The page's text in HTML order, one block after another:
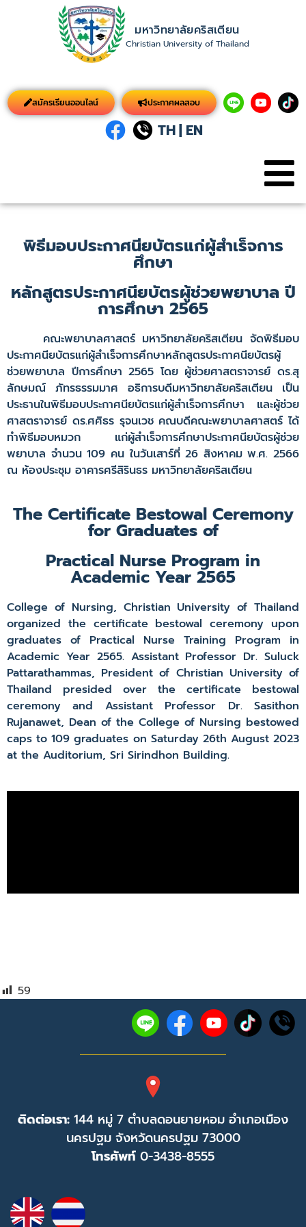
มหาวิทยาลัยคริสเตียน
Christian University of Thailand
สมัครเรียนออนไลน์ ประกาศผลสอบ
TH| EN
พิธีมอบประกาศนียบัตรแก่ผู้สำเร็จการ
ศึกษา
หลักสูตรประกาศนียบัตรผู้ช่วยพยาบาล ปี
การศึกษา 2565
คณะพยาบาลศาสตร์ มหาวิทยาลัยคริสเตียน จัดพิธีมอบ
ประกาศนียบัตรแก่ผู้สำเร็จการศึกษาหลักสูตรประกาศนียบัตรผู้
ช่วยพยาบาล ปีการศึกษา 2565 โดย ผู้ช่วยศาสตราจารย์ ดร.สุ
ลักษมณ์ ภัทรธรรมมาศ อธิการบดีมหาวิทยาลัยคริสเตียน เป็น
ประธานในพิธีมอบประกาศนียบัตรแก่ผู้สำเร็จการศึกษา และผู้ช่วย
ศาสตราจารย์ ดร.ศศิธร รุจนเวช คณบดีคณะพยาบาลศาสตร์ ได้
ทำพิธีมอบหมวก แก่ผู้สำเร็จการศึกษาประกาศนียบัตรผู้ช่วย
พยาบาล จำนวน 109 คน ในวันเสาร์ที่ 26 สิงหาคม พ.ศ. 2566
ณ ห้องประชุม อาคารศรีสิรินธร มหาวิทยาลัยคริสเตียน
The Certificate Bestowal Ceremony
for Graduates of
Practical Nurse Program in
Academic Year 2565
College of Nursing, Christian University of Thailand
organized the certificate bestowal ceremony upon
graduates of Practical Nurse Training Program in
Academic Year 2565. Assistant Professor Dr. Suluck
Pattarathammas, President of Christian University of
Thailand presided over the certificate bestowal
ceremony and Assistant Professor Dr. Sasithon
Rujanawet, Dean of the College of Nursing bestowed
caps to 109 graduates on Saturday 26th August 2023
at the Auditorium, Sri Sirindhon Building.
59
ติดต่อเรา: 144 หมู่ 7 ตำบลดอนยายหอม อำเภอเมือง
นครปฐม จังหวัดนครปฐม 73000
โทรศัพท์ 0-3438-8555